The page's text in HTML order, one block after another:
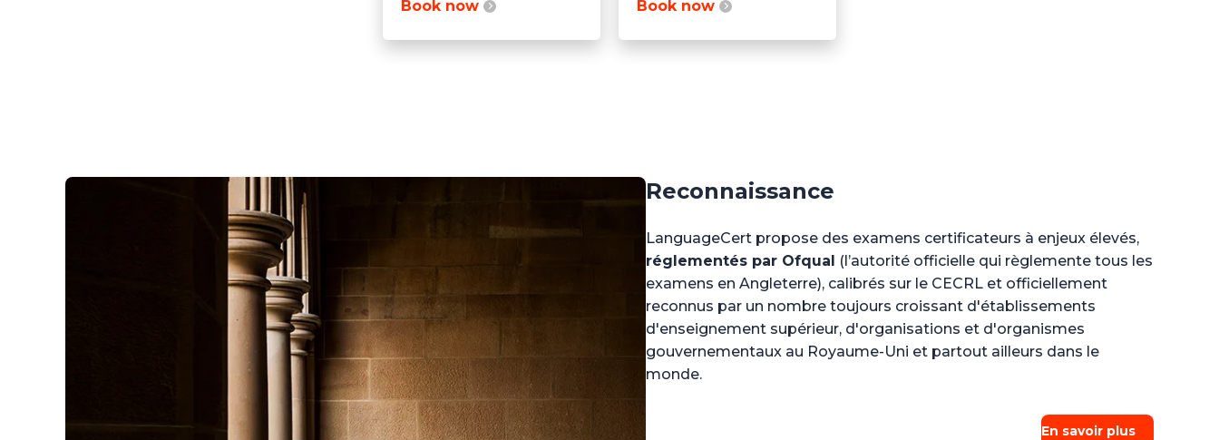
Book now Book now
Reconnaissance
LanguageCert propose des examens certificateurs à enjeux élevés,
réglementés par Ofqual (l’autorité officielle qui règlemente tous les
examens en Angleterre), calibrés sur le CECRL et officiellement
reconnus par un nombre toujours croissant d'établissements
d'enseignement supérieur, d'organisations et d'organismes
gouvernementaux au Royaume-Uni et partout ailleurs dans le
monde.
En savoir plus